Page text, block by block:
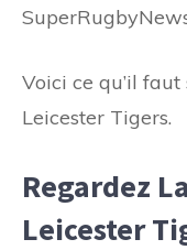
Voici ce qu’il
Leicester Tigers.
Regardez
Leicester